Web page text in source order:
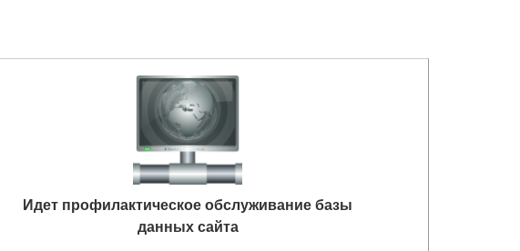
Идет профилактическое обслуживание базы
данных сайта